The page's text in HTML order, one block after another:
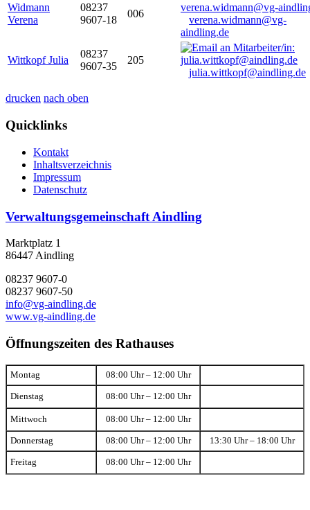
Widmann
Verena
08237
9607-18
006
verena.widmann@vg-
aindling.de
Wittkopf Julia
08237
9607-35
205
julia.wittkopf@aindling.de
drucken nach oben
Quicklinks
Kontakt
Inhaltsverzeichnis
Impressum
Datenschutz
Verwaltungsgemeinschaft Aindling
Marktplatz 1
86447 Aindling
08237 9607-0
08237 9607-50
info@vg-aindling.de
www.vg-aindling.de
Öffnungszeiten des Rathauses
Montag 08:00 Uhr – 12:00 Uhr
Dienstag 08:00 Uhr – 12:00 Uhr
Mittwoch 08:00 Uhr – 12:00 Uhr
Donnerstag 08:00 Uhr – 12:00 Uhr 13:30 Uhr – 18:00 Uhr
Freitag 08:00 Uhr – 12:00 Uhr